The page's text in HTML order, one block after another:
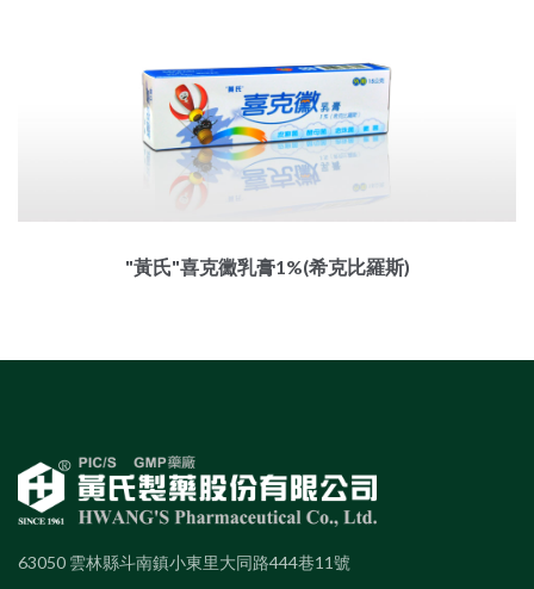
"黃氏"喜克黴乳膏1%(希克比羅斯)
63050 雲林縣斗南鎮小東里大同路444巷11號